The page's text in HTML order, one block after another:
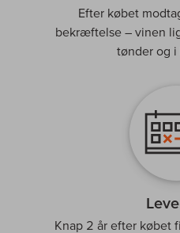
Efter købet
bekræftelse – vinen
tønder og
Knap 2 år efter købet